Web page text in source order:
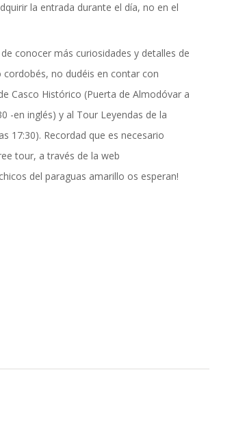
la entrada durante el día, no en el
conocer más curiosidades y detalles de
no dudéis en contar con
Casco Histórico (Puerta de Almodóvar a
-en inglés) y al Tour Leyendas de la
17:30). Recordad que es necesario
tour, a través de la web
del paraguas amarillo os esperan!